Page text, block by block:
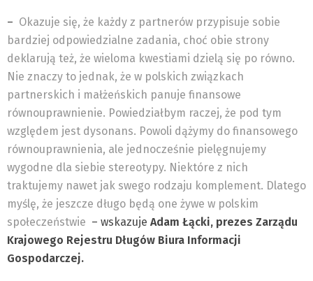
– Okazuje się, że każdy z partnerów przypisuje sobie
bardziej odpowiedzialne zadania, choć obie strony
deklarują też, że wieloma kwestiami dzielą się po równo.
Nie znaczy to jednak, że w polskich związkach
partnerskich i małżeńskich panuje finansowe
równouprawnienie. Powiedziałbym raczej, że pod tym
względem jest dysonans. Powoli dążymy do finansowego
równouprawnienia, ale jednocześnie pielęgnujemy
wygodne dla siebie stereotypy. Niektóre z nich
traktujemy nawet jak swego rodzaju komplement. Dlatego
myślę, że jeszcze długo będą one żywe w polskim
społeczeństwie – wskazuje Adam Łącki, prezes Zarządu
Krajowego Rejestru Długów Biura Informacji
Gospodarczej.